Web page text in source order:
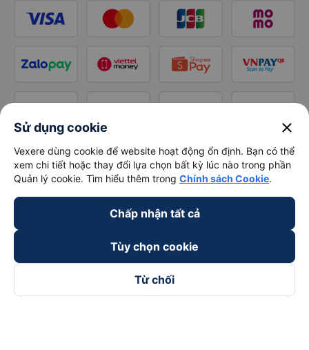
Sử dụng cookie close
Vexere dùng cookie để website hoạt động ổn định. Bạn có thể
xem chi tiết hoặc thay đổi lựa chọn bất kỳ lúc nào trong phần
Quản lý cookie. Tìm hiểu thêm trong Chính sách Cookie.
Chấp nhận tất cả
Tùy chọn cookie
Từ chối